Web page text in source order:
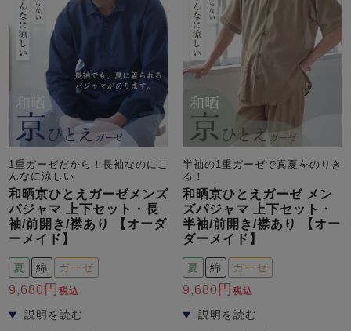
1重ガーゼだから！長袖なのにこ
んなに涼しい
和晒京ひとえガーゼメンズ
パジャマ 上下セット・長
袖/前開き/襟あり 【オーダ
ーメイド】
夏 綿 ガーゼ
9,680 税込
半袖の1重ガーゼで真夏をのりき
る！
和晒京ひとえガーゼ メン
ズパジャマ 上下セット・
半袖/前開き/襟あり 【オー
ダーメイド】
夏 綿 ガーゼ
9,680 税込